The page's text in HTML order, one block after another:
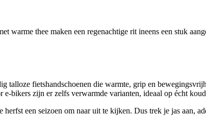
warme thee maken een regenachtige rit ineens een stuk
fietshandschoenen die warmte, grip en
bikers zijn er zelfs verwarmde varianten, ideaal op écht
een seizoen om naar uit te kijken. Dus trek je jas aan,